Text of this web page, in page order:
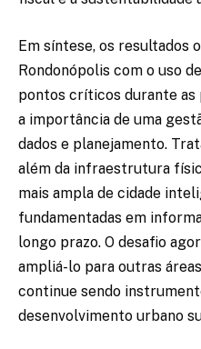
Em síntese, os resultados
Rondonópolis com o uso
pontos críticos durante
a importância de uma
dados e planejamento.
além da infraestrutura
mais ampla de cidade
fundamentadas em
longo prazo. O desafio
ampliá-lo para outras
continue sendo
desenvolvimento urbano